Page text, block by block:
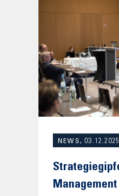
NEWS, 03.12.2025
Management